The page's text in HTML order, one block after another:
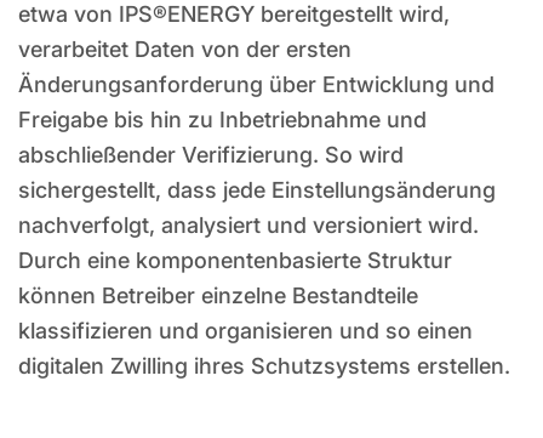
etwa von IPS®ENERGY bereitgestellt wird,
verarbeitet Daten von der ersten
Änderungsanforderung über Entwicklung und
Freigabe bis hin zu Inbetriebnahme und
abschließender Verifizierung. So wird
sichergestellt, dass jede Einstellungsänderung
nachverfolgt, analysiert und versioniert wird.
Durch eine komponentenbasierte Struktur
können Betreiber einzelne Bestandteile
klassifizieren und organisieren und so einen
digitalen Zwilling ihres Schutzsystems erstellen.